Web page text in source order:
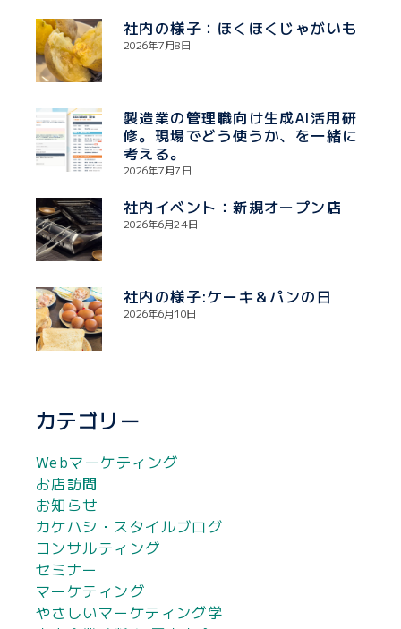
社内の様子：ほくほくじゃがいも
2026年7月8日
製造業の管理職向け生成AI活用研
修。現場でどう使うか、を一緒に
考える。
2026年7月7日
社内イベント：新規オープン店
2026年6月24日
社内の様子:ケーキ＆パンの日
2026年6月10日
カテゴリー
Webマーケティング
お店訪問
お知らせ
カケハシ・スタイルブログ
コンサルティング
セミナー
マーケティング
やさしいマーケティング学